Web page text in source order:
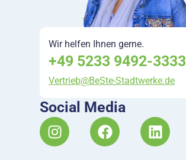
Wir helfen Ihnen gerne.
+49 5233 9492-3333
Vertrieb@BeSte-Stadtwerke.de
Social Media
I
n
F
a
L
i